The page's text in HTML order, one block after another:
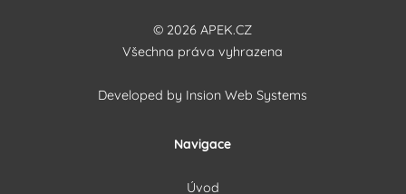
© 2026 APEK.CZ
Všechna práva vyhrazena
Developed by Insion Web Systems
Navigace
Úvod